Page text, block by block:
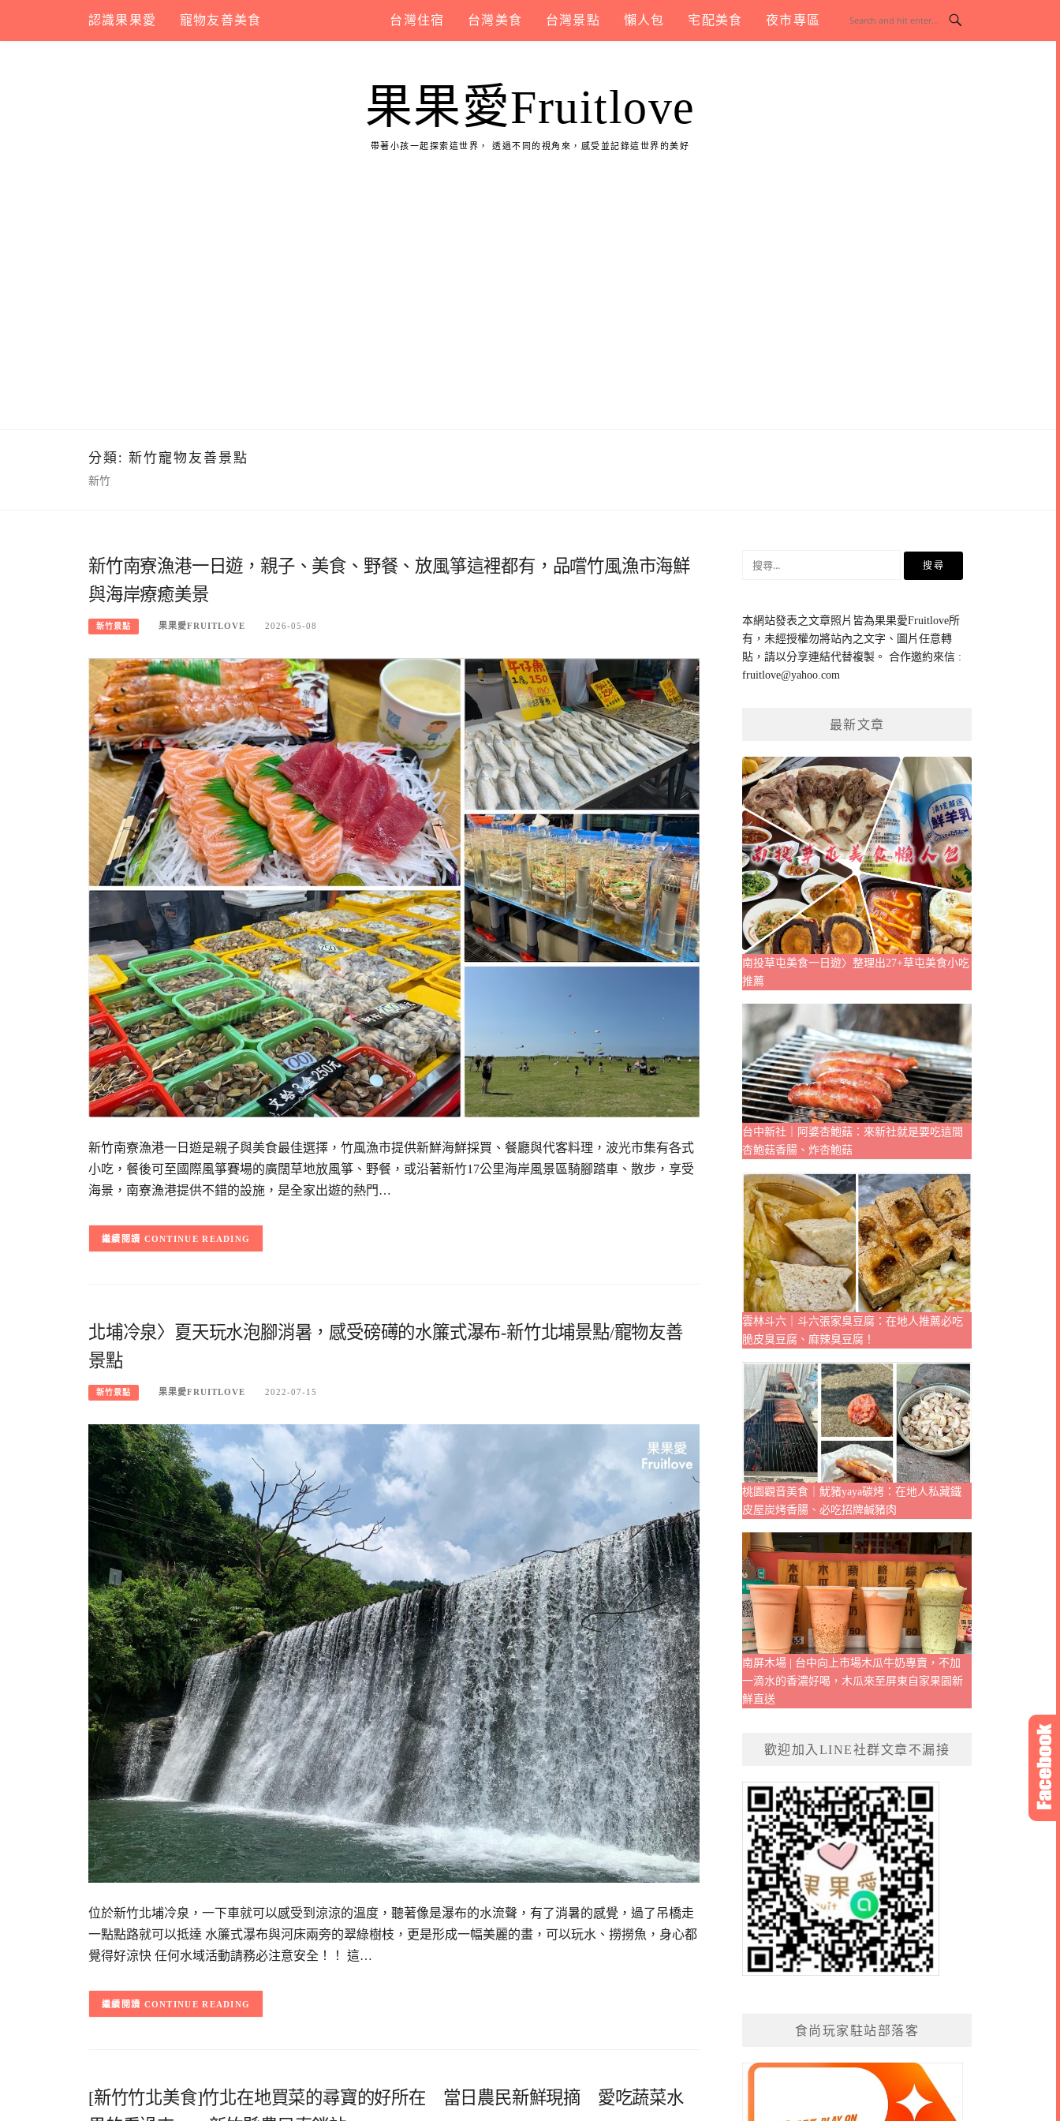
content
認識果果愛 寵物友善美食 台灣住宿 台灣美食 台灣景點 懶人包 宅配美食 夜市專區
果果愛Fruitlove
帶著小孩一起探索這世界， 透過不同的視角來，感受並記錄這世界的美好
分類: 新竹寵物友善景點
新竹
新竹南寮漁港一日遊，親子、美食、野餐、放風箏這裡都有，品嚐竹風漁市海鮮
與海岸療癒美景
新竹景點 果果愛FRUITLOVE 2026-05-08
新竹南寮漁港一日遊是親子與美食最佳選擇，竹風漁市提供新鮮海鮮採買、餐廳與代客料理，波光市集有各式
小吃，餐後可至國際風箏賽場的廣闊草地放風箏、野餐，或沿著新竹17公里海岸風景區騎腳踏車、散步，享受
海景，南寮漁港提供不錯的設施，是全家出遊的熱門…
CONTINUE READING
北埔冷泉〉夏天玩水泡腳消暑，感受磅礡的水簾式瀑布-新竹北埔景點/寵物友善
景點
新竹景點 果果愛FRUITLOVE 2022-07-15
位於新竹北埔冷泉，一下車就可以感受到涼涼的溫度，聽著像是瀑布的水流聲，有了消暑的感覺，過了吊橋走
一點點路就可以抵達 水簾式瀑布與河床兩旁的翠綠樹枝，更是形成一幅美麗的畫，可以玩水、撈撈魚，身心都
覺得好涼快 任何水域活動請務必注意安全！！ 這…
CONTINUE READING
[新竹竹北美食]竹北在地買菜的尋寶的好所在 當日農民新鮮現摘 愛吃蔬菜水
鍵
字:
本網站發表之文章照片皆為果果愛Fruitlove所
有，未經授權勿將站內之文字、圖片任意轉
貼，請以分享連結代替複製。 合作邀約來信 :
fruitlove@yahoo.com
最新文章
南投草屯美食一日遊〉整理出27+草屯美食小吃
推薦
台中新社｜阿婆杏鮑菇：來新社就是要吃這間
杏鮑菇香腸、炸杏鮑菇
雲林斗六｜斗六張家臭豆腐：在地人推薦必吃
脆皮臭豆腐、麻辣臭豆腐！
桃園觀音美食｜魷豬yaya碳烤：在地人私藏鐵
皮屋炭烤香腸、必吃招牌鹹豬肉
南屏木場 | 台中向上市場木瓜牛奶專賣，不加
一滴水的香濃好喝，木瓜來至屏東自家果園新
鮮直送
歡迎加入LINE社群文章不漏接
食尚玩家駐站部落客